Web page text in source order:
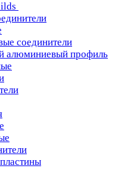
соединители
алюминиевый профиль